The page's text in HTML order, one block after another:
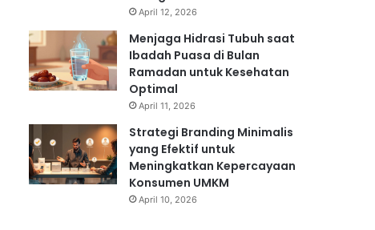
April 12, 2026
Menjaga Hidrasi Tubuh saat
Ibadah Puasa di Bulan
Ramadan untuk Kesehatan
Optimal
April 11, 2026
Strategi Branding Minimalis
yang Efektif untuk
Meningkatkan Kepercayaan
Konsumen UMKM
April 10, 2026